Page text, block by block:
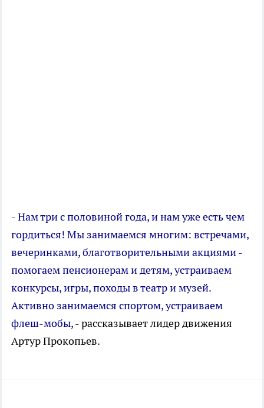
-Нам три с половиной года, и нам уже есть чем
гордиться! Мы занимаемся многим: встречами,
вечеринками, благотворительными акциями -
помогаем пенсионерам и детям, устраиваем
конкурсы, игры, походы в театр и музей.
Активно занимаемся спортом, устраиваем
флеш-мобы,- рассказывает лидер движения
Артур Прокопьев.